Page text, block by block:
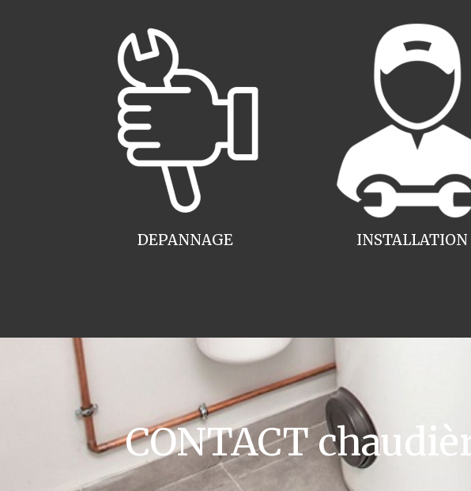
INSTALLATION
DEPANNAGE
CONTACT